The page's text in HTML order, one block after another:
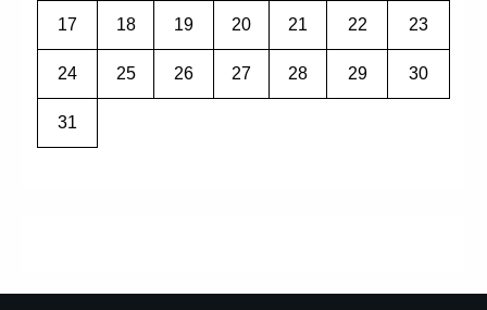
17 18 19 20 21 22 23
24 25 26 27 28 29 30
31